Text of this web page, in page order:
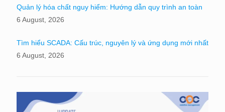
Quản lý hóa chất nguy hiểm: Hướng dẫn quy trình an toàn
6 August, 2026
Tìm hiểu SCADA: Cấu trúc, nguyên lý và ứng dụng mới nhất
6 August, 2026